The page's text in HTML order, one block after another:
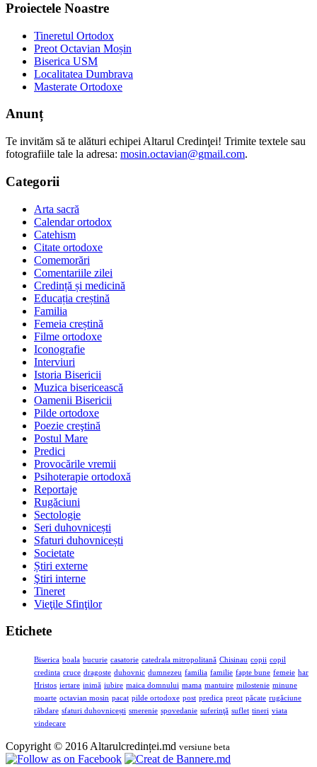
Proiectele Noastre
Tineretul Ortodox
Preot Octavian Moșin
Biserica USM
Localitatea Dumbrava
Masterate Ortodoxe
Anunț
Te invităm să te alături echipei Altarul Credinţei! Trimite textele sau
fotografiile tale la adresa: mosin.octavian@gmail.com.
Categorii
Arta sacră
Calendar ortodox
Catehism
Citate ortodoxe
Comemorări
Comentariile zilei
Credință și medicină
Educația creștină
Familia
Femeia creștină
Filme ortodoxe
Iconografie
Interviuri
Istoria Bisericii
Muzica bisericească
Oamenii Bisericii
Pilde ortodoxe
Poezie creştină
Postul Mare
Predici
Provocările vremii
Psihoterapie ortodoxă
Reportaje
Rugăciuni
Sectologie
Seri duhovnicești
Sfaturi duhovnicești
Societate
Știri externe
Ştiri interne
Tineret
Vieţile Sfinţilor
Etichete
Biserica boala bucurie casatorie catedrala mitropolitană Chisinau copii copil
credinta cruce dragoste duhovnic dumnezeu familia familie fapte bune femeie har
Hristos iertare inimă iubire maica domnului mama mantuire milostenie minune
moarte octavian mosin pacat pilde ortodoxe post predica preot păcate rugăciune
răbdare sfaturi duhovnicești smerenie spovedanie suferinţă suflet tineri viata
vindecare
Copyright © 2016 Altarulcredinței.md versiune beta